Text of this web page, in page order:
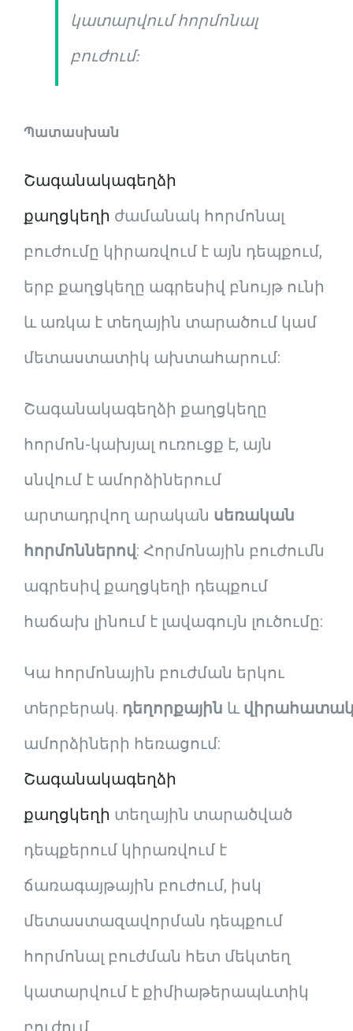
կատարվում հորմոնալ
բուժում:
Պատասխան
Շագանակագեղձի
քաղցկեղի ժամանակ հորմոնալ
բուժումը կիրառվում է այն դեպքում,
երբ քաղցկեղը ագրեսիվ բնույթ ունի
և առկա է տեղային տարածում կամ
մետաստատիկ ախտահարում:
Շագանակագեղձի քաղցկեղը
հորմոն-կախյալ ուռուցք է, այն
սնվում է ամորձիներում
արտադրվող արական սեռական
հորմոններով : Հորմոնային բուժումն
ագրեսիվ քաղցկեղի դեպքում
հաճախ լինում է լավագույն լուծումը:
Կա հորմոնային բուժման երկու
տերբերակ. դեղորքային և
ամորձիների հեռացում:
Շագանակագեղձի
քաղցկեղի տեղային տարածված
դեպքերում կիրառվում է
ճառագայթային բուժում, իսկ
մետաստազավորման դեպքում
հորմոնալ բուժման հետ մեկտեղ
կատարվում է քիմիաթերապևտիկ
բուժում